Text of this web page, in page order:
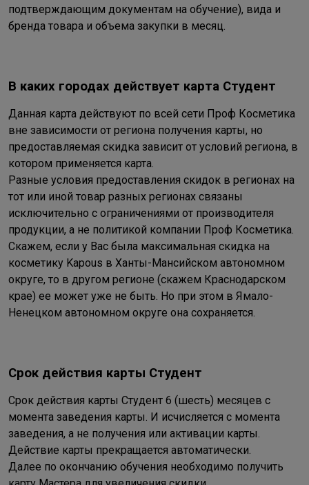
подтверждающим документам на обучение), вида и
бренда товара и объема закупки в месяц.
В каких городах действует карта Студент
Данная карта действуют по всей сети Проф Косметика
вне зависимости от региона получения карты, но
предоставляемая скидка зависит от условий региона, в
котором применяется карта.
Разные условия предоставления скидок в регионах на
тот или иной товар разных регионах связаны
исключительно с ограничениями от производителя
продукции, а не политикой компании Проф Косметика.
Скажем, если у Вас была максимальная скидка на
косметику Kapous в Ханты-Мансийском автономном
округе, то в другом регионе (скажем Краснодарском
крае) ее может уже не быть. Но при этом в Ямало-
Ненецком автономном округе она сохраняется.
Срок действия карты Студент
Срок действия карты Студент 6 (шесть) месяцев с
момента заведения карты. И исчисляется с момента
заведения, а не получения или активации карты.
Действие карты прекращается автоматически.
Далее по окончанию обучения необходимо получить